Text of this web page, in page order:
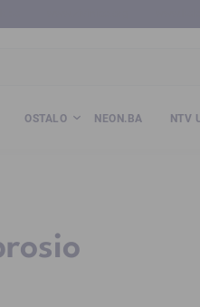
OSTALO NEON.BA NTV